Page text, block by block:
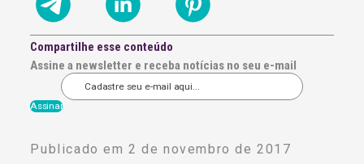
Compartilhe esse conteúdo
Assine a newsletter e receba notícias no seu e-mail
tPublicado em 2 de novembro de 2017